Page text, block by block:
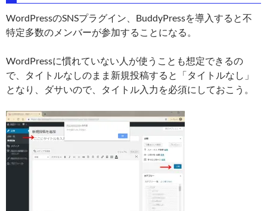
WordPressのSNSプラグイン、BuddyPressを導入すると不
特定多数のメンバーが参加することになる。
WordPressに慣れていない人が使うことも想定できるの
で、タイトルなしのまま新規投稿すると「タイトルなし」
となり、ダサいので、タイトル入力を必須にしておこう。